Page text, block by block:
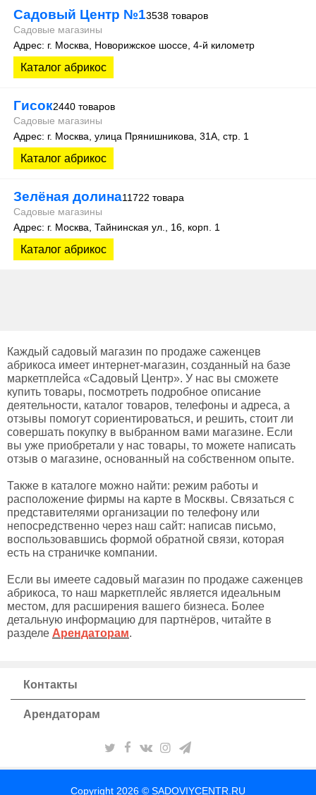
Садовый Центр №13538 товаров
Садовые магазины
Адрес: г. Москва, Новорижское шоссе, 4-й километр
Каталог абрикос
Гисок2440 товаров
Садовые магазины
Адрес: г. Москва, улица Прянишникова, 31А, стр. 1
Каталог абрикос
Зелёная долина11722 товара
Садовые магазины
Адрес: г. Москва, Тайнинская ул., 16, корп. 1
Каталог абрикос
Каждый садовый магазин по продаже саженцев
абрикоса имеет интернет-магазин, созданный на базе
маркетплейса «Садовый Центр». У нас вы сможете
купить товары, посмотреть подробное описание
деятельности, каталог товаров, телефоны и адреса, а
отзывы помогут сориентироваться, и решить, стоит ли
совершать покупку в выбранном вами магазине. Если
вы уже приобретали у нас товары, то можете написать
отзыв о магазине, основанный на собственном опыте.
Также в каталоге можно найти: режим работы и
расположение фирмы на карте в Москвы. Связаться с
представителями организации по телефону или
непосредственно через наш сайт: написав письмо,
воспользовавшись формой обратной связи, которая
есть на страничке компании.
Если вы имеете садовый магазин по продаже саженцев
абрикоса, то наш маркетплейс является идеальным
местом, для расширения вашего бизнеса. Более
детальную информацию для партнёров, читайте в
разделе Арендаторам.
Контакты
Арендаторам
Copyright 2026 © SADOVIYCENTR.RU